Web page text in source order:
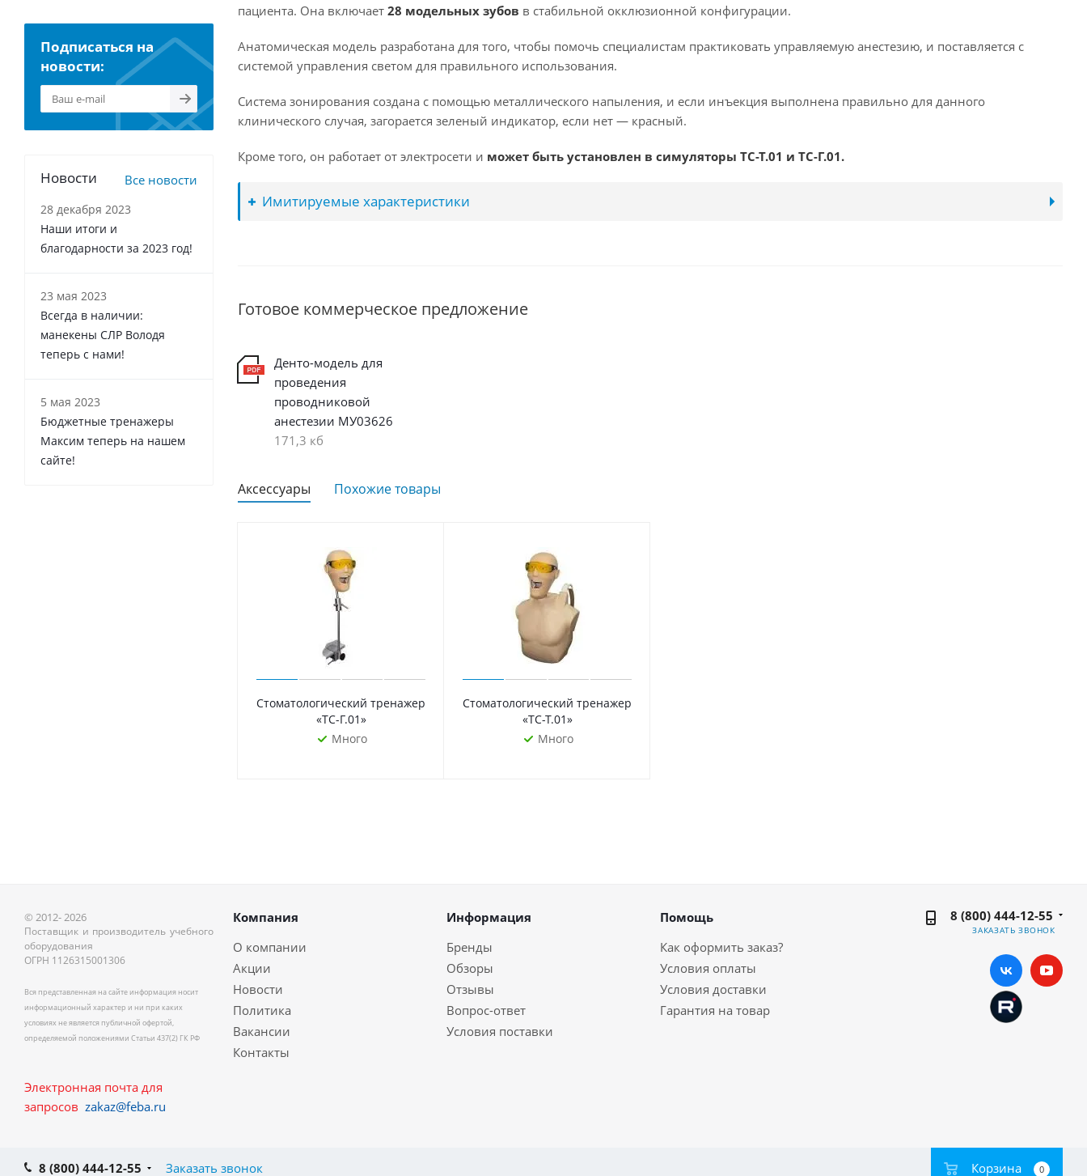
пациента. Она включает 28 модельных зубов в стабильной окклюзионной конфигурации.
Анатомическая модель разработана для того, чтобы помочь специалистам практиковать управляемую анестезию, и поставляется с
системой управления светом для правильного использования.
Система зонирования создана с помощью металлического напыления, и если инъекция выполнена правильно для данного
клинического случая, загорается зеленый индикатор, если нет — красный.
Кроме того, он работает от электросети и может быть установлен в симуляторы ТС-Т.01 и ТС-Г.01.
Имитируемые характеристики
Готовое коммерческое предложение
Денто-модель для
проведения
проводниковой
анестезии МУ03626
171,3 кб
Аксессуары Похожие товары
Стоматологический тренажер
«ТС-Г.01»
Много
Стоматологический тренажер
«ТС-Т.01»
Много
Подписаться на
новости:
Новости Все новости
28 декабря 2023
Наши итоги и
благодарности за 2023 год!
23 мая 2023
Всегда в наличии:
манекены СЛР Володя
теперь с нами!
5 мая 2023
Бюджетные тренажеры
Максим теперь на нашем
сайте!
© 2012- 2026
Поставщик и производитель учебного
оборудования
ОГРН 1126315001306
Вся представленная на сайте информация носит
информационный характер и ни при каких
условиях не является публичной офертой,
определяемой положениями Статьи 437(2) ГК РФ
Электронная почта для
запросов zakaz@feba.ru
Компания
О компании
Акции
Новости
Политика
Вакансии
Контакты
Информация
Бренды
Обзоры
Отзывы
Вопрос-ответ
Условия поставки
Помощь
Как оформить заказ?
Условия оплаты
Условия доставки
Гарантия на товар
8 (800) 444-12-55
ЗАКАЗАТЬ ЗВОНОК
8 (800) 444-12-55 Заказать звонок Корзина 0